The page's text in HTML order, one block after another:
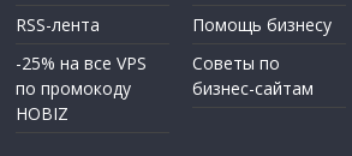
RSS-лента
-25% на все VPS
по промокоду
HOBIZ
Помощь бизнесу
Советы по
бизнес-сайтам